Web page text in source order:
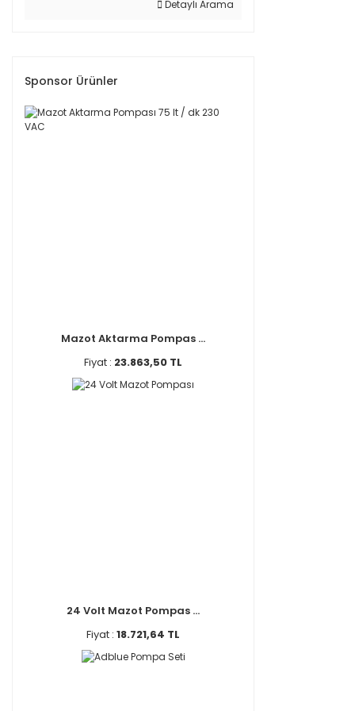
Detaylı Arama
Sponsor Ürünler
Mazot Aktarma Pompas ...
Fiyat : 23.863,50 TL
24 Volt Mazot Pompas ...
Fiyat : 18.721,64 TL